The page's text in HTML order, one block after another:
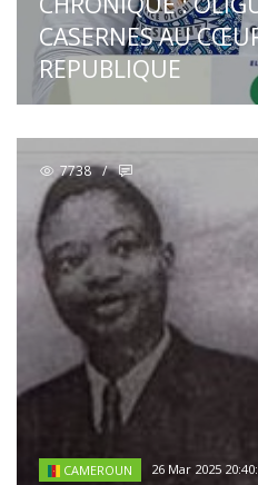
CASERNES AU
REPUBLIQUE
7738 /
CAMEROUN 26 Mar 2025